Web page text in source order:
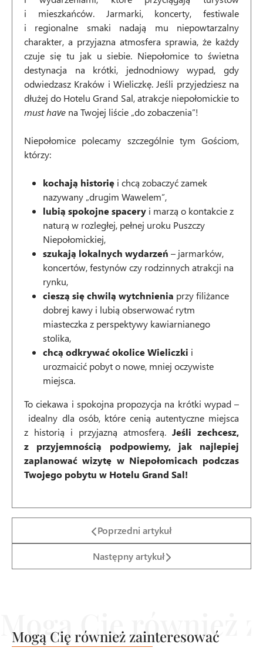
i mieszkańców. Jarmarki, koncerty, festiwale
i regionalne smaki nadają mu niepowtarzalny
charakter, a przyjazna atmosfera sprawia, że każdy
czuje się tu jak u siebie. Niepołomice to świetna
destynacja na krótki, jednodniowy wypad, gdy
odwiedzasz Kraków i Wieliczkę. Jeśli przyjedziesz na
dłużej do Hotelu Grand Sal, atrakcje niepołomickie to
must have na Twojej liście „do zobaczenia”!
Niepołomice polecamy szczególnie tym Gościom,
którzy:
kochają historię i chcą zobaczyć zamek
nazywany „drugim Wawelem”,
lubią spokojne spacery i marzą o kontakcie z
naturą w rozległej, pełnej uroku Puszczy
Niepołomickiej,
szukają lokalnych wydarzeń – jarmarków,
koncertów, festynów czy rodzinnych atrakcji na
rynku,
cieszą się chwilą wytchnienia przy filiżance
dobrej kawy i lubią obserwować rytm
miasteczka z perspektywy kawiarnianego
stolika,
chcą odkrywać okolice Wieliczki i
urozmaicić pobyt o nowe, mniej oczywiste
miejsca.
To ciekawa i spokojna propozycja na krótki wypad –
idealny dla osób, które cenią autentyczne miejsca
z historią i przyjazną atmosferą. Jeśli zechcesz,
z przyjemnością podpowiemy, jak najlepiej
zaplanować wizytę w Niepołomicach podczas
Twojego pobytu w Hotelu Grand Sal!
Poprzedni artykuł
Następny artykuł
Mogą Cię również zainteresować